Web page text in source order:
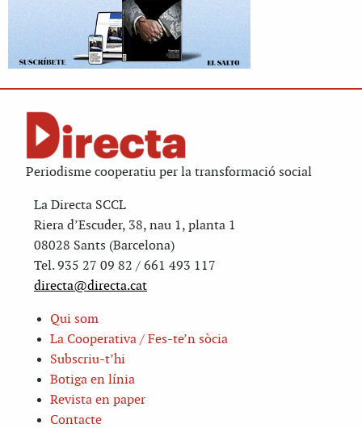
Periodisme cooperatiu per la transformació social
La Directa SCCL
Riera d’Escuder, 38, nau 1, planta 1
08028 Sants (Barcelona)
Tel. 935 27 09 82 / 661 493 117
directa@directa.cat
Qui som
La Cooperativa / Fes-te’n sòcia
Subscriu-t’hi
Botiga en línia
Revista en paper
Contacte